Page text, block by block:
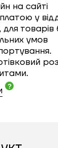
на сайті
у
товарів
умов